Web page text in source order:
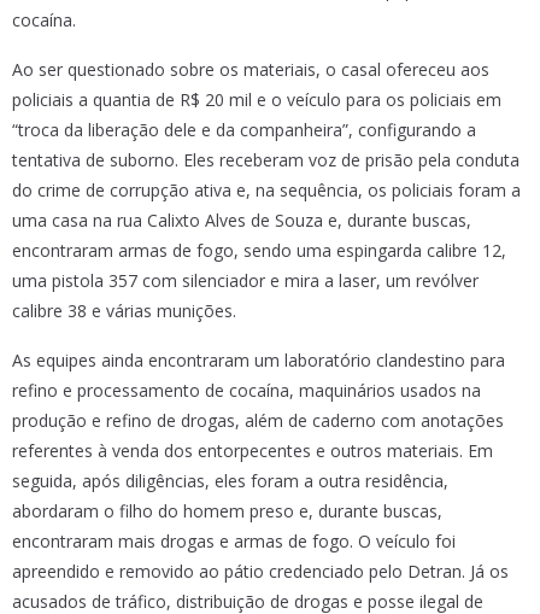
cocaína.
Ao ser questionado sobre os materiais, o casal ofereceu aos
policiais a quantia de R$ 20 mil e o veículo para os policiais em
“troca da liberação dele e da companheira”, configurando a
tentativa de suborno. Eles receberam voz de prisão pela conduta
do crime de corrupção ativa e, na sequência, os policiais foram a
uma casa na rua Calixto Alves de Souza e, durante buscas,
encontraram armas de fogo, sendo uma espingarda calibre 12,
uma pistola 357 com silenciador e mira a laser, um revólver
calibre 38 e várias munições.
As equipes ainda encontraram um laboratório clandestino para
refino e processamento de cocaína, maquinários usados na
produção e refino de drogas, além de caderno com anotações
referentes à venda dos entorpecentes e outros materiais. Em
seguida, após diligências, eles foram a outra residência,
abordaram o filho do homem preso e, durante buscas,
encontraram mais drogas e armas de fogo. O veículo foi
apreendido e removido ao pátio credenciado pelo Detran. Já os
acusados de tráfico, distribuição de drogas e posse ilegal de